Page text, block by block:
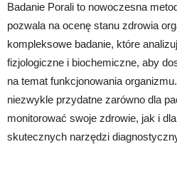
Badanie Porali to nowoczesna
pozwala na ocenę stanu zdrowia
kompleksowe badanie, które
fizjologiczne i biochemiczne, aby
na temat funkcjonowania
niezwykle przydatne zarówno dla
monitorować swoje zdrowie, jak i
skutecznych narzędzi